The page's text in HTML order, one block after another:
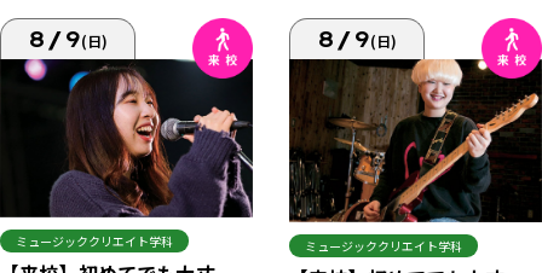
8/9(日)
ミュージッククリエイト学科
8/9(日)
ミュージッククリエイト学科